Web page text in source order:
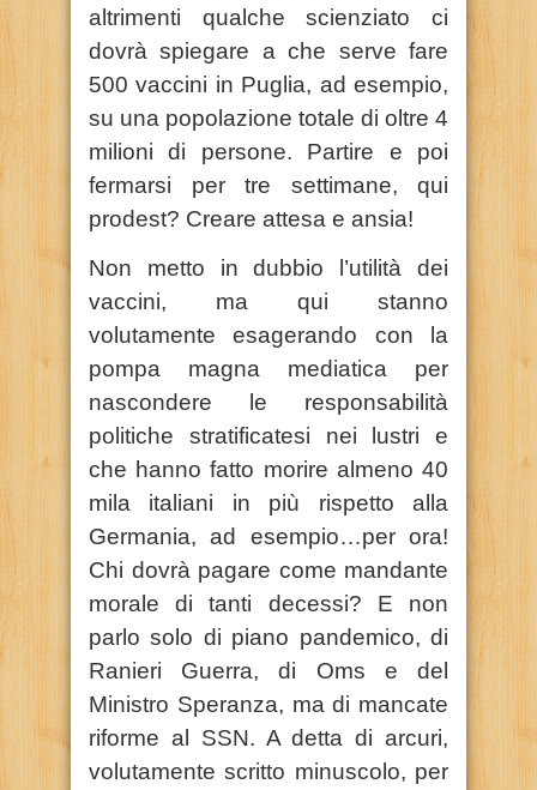
altrimenti qualche scienziato ci
dovrà spiegare a che serve fare
500 vaccini in Puglia, ad esempio,
su una popolazione totale di oltre 4
milioni di persone. Partire e poi
fermarsi per tre settimane, qui
prodest? Creare attesa e ansia!
Non metto in dubbio l’utilità dei
vaccini, ma qui stanno
volutamente esagerando con la
pompa magna mediatica per
nascondere le responsabilità
politiche stratificatesi nei lustri e
che hanno fatto morire almeno 40
mila italiani in più rispetto alla
Germania, ad esempio…per ora!
Chi dovrà pagare come mandante
morale di tanti decessi? E non
parlo solo di piano pandemico, di
Ranieri Guerra, di Oms e del
Ministro Speranza, ma di mancate
riforme al SSN. A detta di arcuri,
volutamente scritto minuscolo, per